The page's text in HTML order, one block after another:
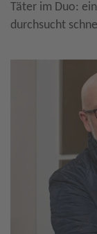
Täter im Duo:
durchsucht